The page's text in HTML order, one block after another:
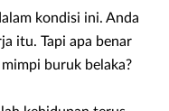
kondisi ini. Anda
itu. Tapi apa benar
buruk belaka?